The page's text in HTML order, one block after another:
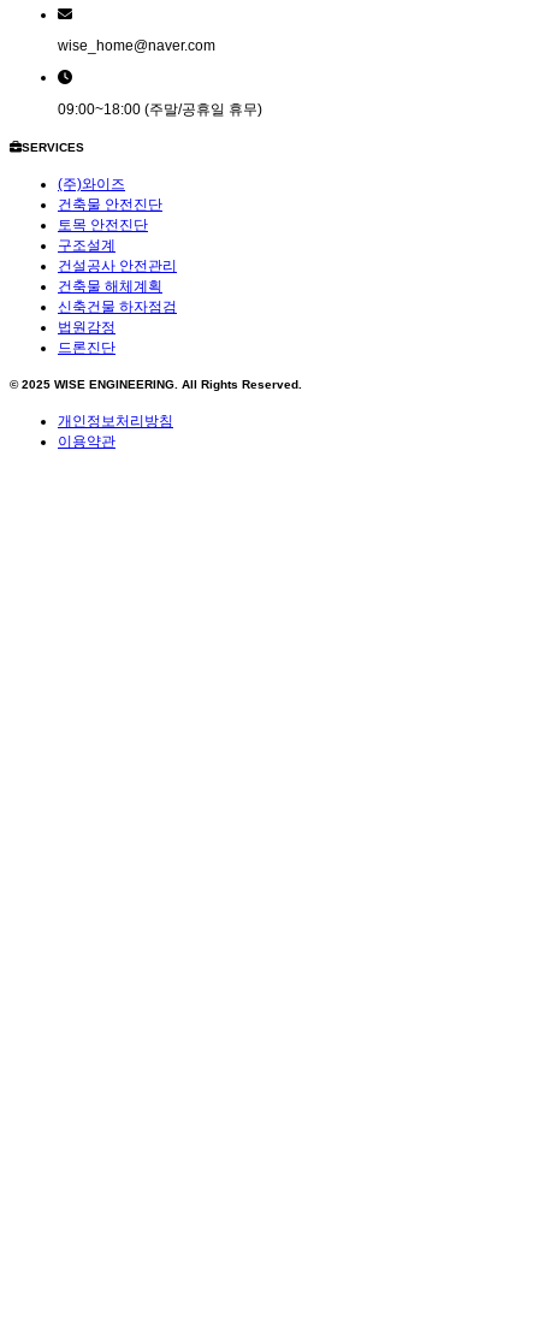
wise_home@naver.com
09:00~18:00 (주말/공휴일 휴무)
SERVICES
(주)와이즈
건축물 안전진단
토목 안전진단
구조설계
건설공사 안전관리
건축물 해체계획
신축건물 하자점검
법원감정
드론진단
© 2025 WISE ENGINEERING. All Rights Reserved.
개인정보처리방침
이용약관